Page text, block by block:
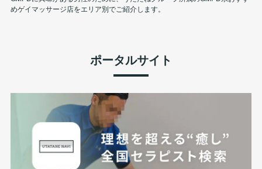
めゲイマッサージ店をエリア別でご紹介します。
ポータルサイト